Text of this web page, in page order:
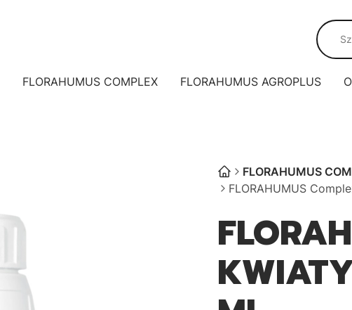
FLORAHUMUS COMPLEX FLORAHUMUS AGROPLUS
FLORAHUMUS
FLORAHUMUS